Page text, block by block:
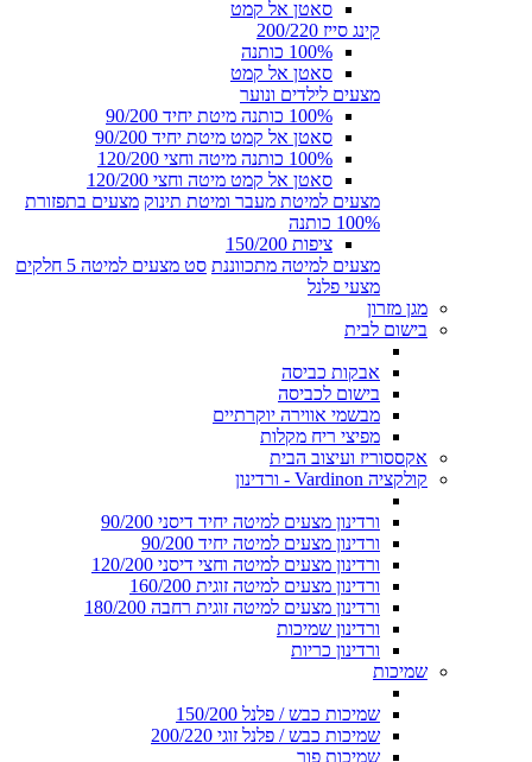
סאטן אל קמט
קינג סייז 200/220
100% כותנה
סאטן אל קמט
מצעים לילדים ונוער
100% כותנה מיטת יחיד 90/200
סאטן אל קמט מיטת יחיד 90/200
100% כותנה מיטה וחצי 120/200
סאטן אל קמט מיטה וחצי 120/200
מצעים למיטת מעבר ומיטת תינוק מצעים בתפזורת
100% כותנה
ציפות 150/200
מצעים למיטה מתכווננת סט מצעים למיטה 5 חלקים
מצעי פלנל
מגן מזרון
בישום לבית
אבקות כביסה
בישום לכביסה
מבשמי אווירה יוקרתיים
מפיצי ריח מקלות
אקססוריז ועיצוב הבית
קולקציה Vardinon - ורדינון
ורדינון מצעים למיטה יחיד דיסני 90/200
ורדינון מצעים למיטה יחיד 90/200
ורדינון מצעים למיטה וחצי דיסני 120/200
ורדינון מצעים למיטה זוגית 160/200
ורדינון מצעים למיטה זוגית רחבה 180/200
ורדינון שמיכות
ורדינון כריות
שמיכות
שמיכות כבש / פלנל 150/200
שמיכות כבש / פלנל זוגי 200/220
שמיכות פוך